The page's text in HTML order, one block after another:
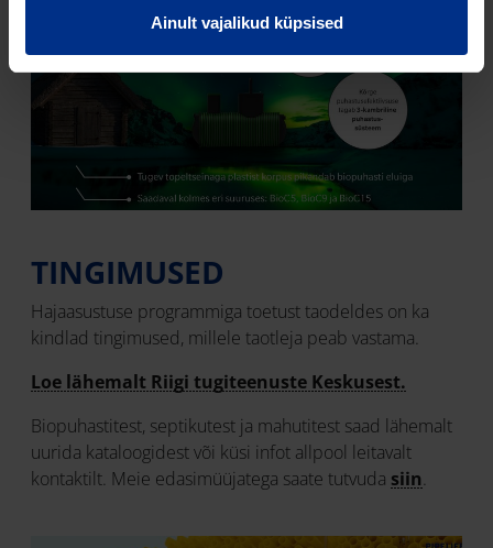
Ainult vajalikud küpsised
TINGIMUSED
Hajaasustuse programmiga toetust taodeldes on ka
kindlad tingimused, millele taotleja peab vastama.
Loe lähemalt Riigi tugiteenuste Keskusest.
Biopuhastitest, septikutest ja mahutitest saad lähemalt
uurida kataloogidest või küsi infot allpool leitavalt
kontaktilt. Meie edasimüüjatega saate tutvuda siin.